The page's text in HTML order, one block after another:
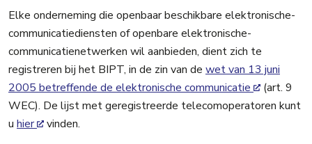
Elke onderneming die openbaar beschikbare elektronische-
communicatiediensten of openbare elektronische-
communicatienetwerken wil aanbieden, dient zich te
registreren bij het BIPT, in de zin van de wet van 13 juni
2005 betreffende de elektronische communicatie
(art. 9
WEC). De lijst met geregistreerde telecomoperatoren kunt
u hier vinden.